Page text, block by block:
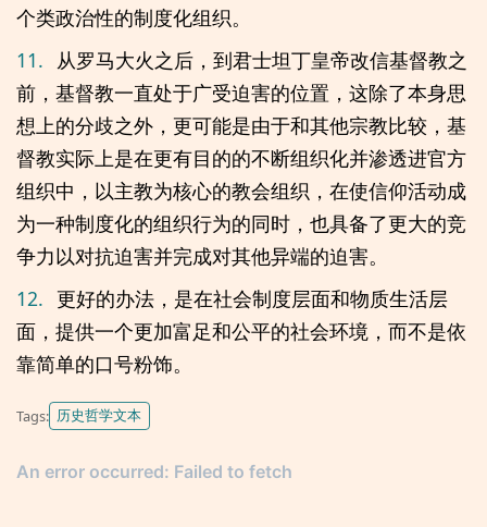
个类政治性的制度化组织。
11. 从罗马大火之后，到君士坦丁皇帝改信基督教之
前，基督教一直处于广受迫害的位置，这除了本身思
想上的分歧之外，更可能是由于和其他宗教比较，基
督教实际上是在更有目的的不断组织化并渗透进官方
组织中，以主教为核心的教会组织，在使信仰活动成
为一种制度化的组织行为的同时，也具备了更大的竞
争力以对抗迫害并完成对其他异端的迫害。
12. 更好的办法，是在社会制度层面和物质生活层
面，提供一个更加富足和公平的社会环境，而不是依
靠简单的口号粉饰。
Tags: 历史哲学文本